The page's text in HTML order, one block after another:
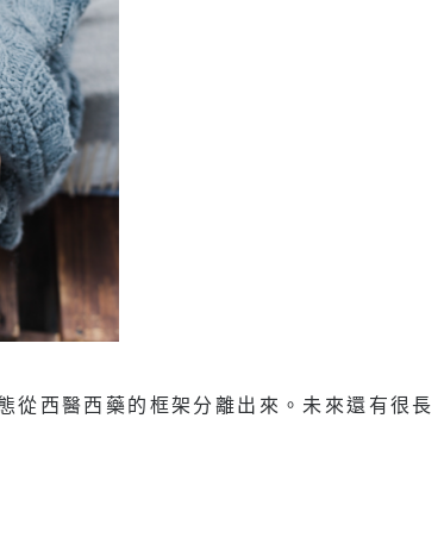
從西醫西藥的框架分離出來。未來還有很長